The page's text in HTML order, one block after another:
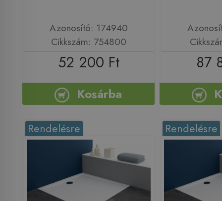
Azonosító: 174940
Cikkszám: 754800
52 200 Ft
Kosárba
87
Rendelésre Rendelésre